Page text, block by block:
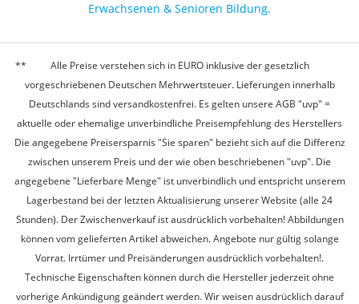
Erwachsenen & Senioren Bildung.
Alle Preise verstehen sich in EURO inklusive der gesetzlich
vorgeschriebenen Deutschen Mehrwertsteuer. Lieferungen innerhalb
Deutschlands sind versandkostenfrei. Es gelten unsere AGB "uvp" =
aktuelle oder ehemalige unverbindliche Preisempfehlung des Herstellers
Die angegebene Preisersparnis "Sie sparen" bezieht sich auf die Differenz
zwischen unserem Preis und der wie oben beschriebenen "uvp". Die
angegebene "Lieferbare Menge" ist unverbindlich und entspricht unserem
Lagerbestand bei der letzten Aktualisierung unserer Website (alle 24
Stunden). Der Zwischenverkauf ist ausdrücklich vorbehalten! Abbildungen
können vom gelieferten Artikel abweichen. Angebote nur gültig solange
Vorrat. Irrtümer und Preisänderungen ausdrücklich vorbehalten!.
Technische Eigenschaften können durch die Hersteller jederzeit ohne
vorherige Ankündigung geändert werden. Wir weisen ausdrücklich darauf